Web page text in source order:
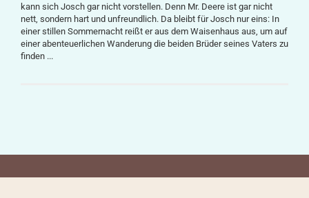
kann sich Josch gar nicht vorstellen. Denn Mr. Deere ist gar nicht
nett, sondern hart und unfreundlich. Da bleibt für Josch nur eins: In
einer stillen Sommernacht reißt er aus dem Waisenhaus aus, um auf
einer abenteuerlichen Wanderung die beiden Brüder seines Vaters zu
finden ...